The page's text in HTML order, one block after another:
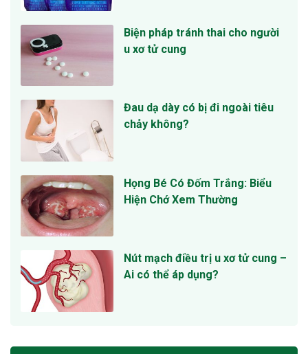
Biện pháp tránh thai cho người
u xơ tử cung
Đau dạ dày có bị đi ngoài tiêu
chảy không?
Họng Bé Có Đốm Trắng: Biểu
Hiện Chớ Xem Thường
Nút mạch điều trị u xơ tử cung –
Ai có thể áp dụng?